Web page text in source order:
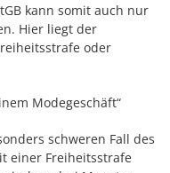
kann somit auch nur
Hier liegt der
oder
Modegeschäft“
schweren Fall des
einer Freiheitsstrafe